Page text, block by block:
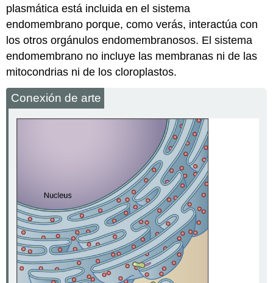
plasmática está incluida en el sistema
endomembrano porque, como verás, interactúa con
los otros orgánulos endomembranosos. El sistema
endomembrano no incluye las membranas ni de las
mitocondrias ni de los cloroplastos.
Conexión de arte